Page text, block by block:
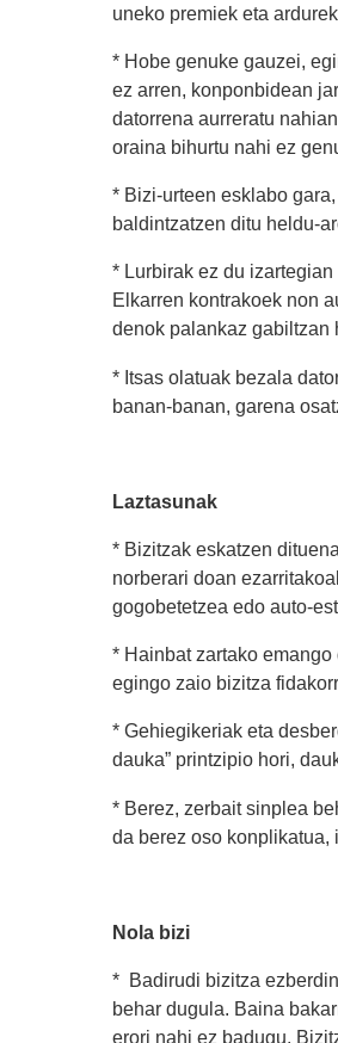
uneko premiek eta
* Hobe genuke gauzei,
ez arren, konponbidean
datorrena aurreratu
oraina bihurtu nahi ez
* Bizi-urteen esklabo
baldintzatzen ditu heldu-
* Lurbirak ez du
Elkarren kontrakoek non
denok palankaz gabiltzan
* Itsas olatuak bezala
banan-banan, garena
Laztasunak
* Bizitzak eskatzen
norberari doan
gogobetetzea edo auto-
* Hainbat zartako
egingo zaio bizitza
* Gehiegikeriak eta
dauka” printzipio hori,
* Berez, zerbait sinplea
da berez oso konplikatua,
Nola bizi
* Badirudi bizitza
behar dugula. Baina
erori nahi ez badugu.